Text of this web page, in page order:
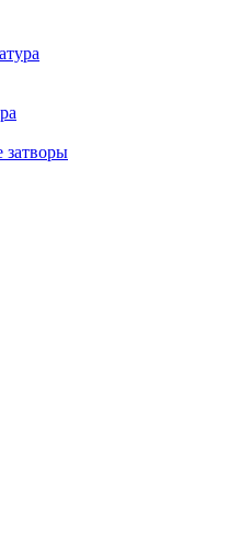
затворы